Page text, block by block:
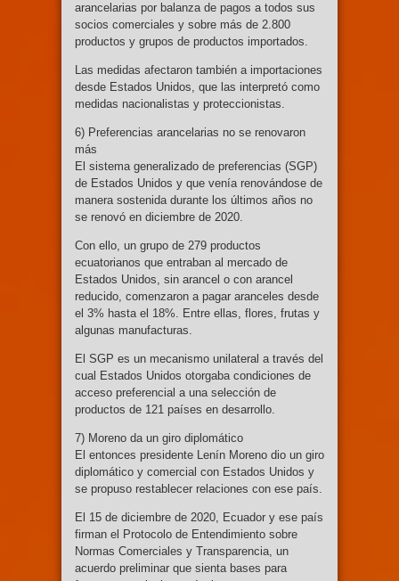
arancelarias por balanza de pagos a todos sus
socios comerciales y sobre más de 2.800
productos y grupos de productos importados.
Las medidas afectaron también a importaciones
desde Estados Unidos, que las interpretó como
medidas nacionalistas y proteccionistas.
6) Preferencias arancelarias no se renovaron
más
El sistema generalizado de preferencias (SGP)
de Estados Unidos y que venía renovándose de
manera sostenida durante los últimos años no
se renovó en diciembre de 2020.
Con ello, un grupo de 279 productos
ecuatorianos que entraban al mercado de
Estados Unidos, sin arancel o con arancel
reducido, comenzaron a pagar aranceles desde
el 3% hasta el 18%. Entre ellas, flores, frutas y
algunas manufacturas.
El SGP es un mecanismo unilateral a través del
cual Estados Unidos otorgaba condiciones de
acceso preferencial a una selección de
productos de 121 países en desarrollo.
7) Moreno da un giro diplomático
El entonces presidente Lenín Moreno dio un giro
diplomático y comercial con Estados Unidos y
se propuso restablecer relaciones con ese país.
El 15 de diciembre de 2020, Ecuador y ese país
firman el Protocolo de Entendimiento sobre
Normas Comerciales y Transparencia, un
acuerdo preliminar que sienta bases para